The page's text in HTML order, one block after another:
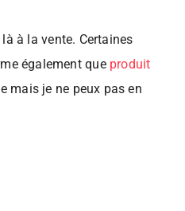
à la vente. Certaines
également que produit
mais je ne peux pas en